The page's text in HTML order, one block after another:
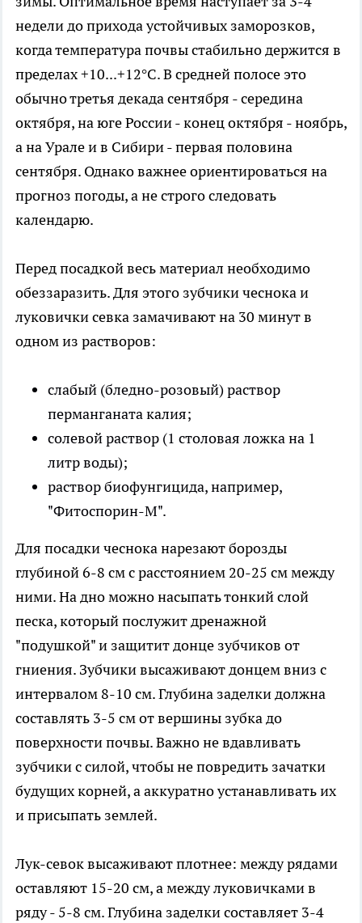
недели до прихода устойчивых заморозков,
когда температура почвы стабильно держится в
пределах +10...+12°C. В средней полосе это
обычно третья декада сентября - середина
октября, на юге России - конец октября - ноябрь,
а на Урале и в Сибири - первая половина
сентября. Однако важнее ориентироваться на
прогноз погоды, а не строго следовать
календарю.
Перед посадкой весь материал необходимо
обеззаразить. Для этого зубчики чеснока и
луковички севка замачивают на 30 минут в
одном из растворов:
слабый (бледно-розовый) раствор
перманганата калия;
солевой раствор (1 столовая ложка на 1
литр воды);
раствор биофунгицида, например,
"Фитоспорин-М".
Для посадки чеснока нарезают борозды
глубиной 6-8 см с расстоянием 20-25 см между
ними. На дно можно насыпать тонкий слой
песка, который послужит дренажной
"подушкой" и защитит донце зубчиков от
гниения. Зубчики высаживают донцем вниз с
интервалом 8-10 см. Глубина заделки должна
составлять 3-5 см от вершины зубка до
поверхности почвы. Важно не вдавливать
зубчики с силой, чтобы не повредить зачатки
будущих корней, а аккуратно устанавливать их
и присыпать землей.
Лук-севок высаживают плотнее: между рядами
оставляют 15-20 см, а между луковичками в
ряду - 5-8 см. Глубина заделки составляет 3-4